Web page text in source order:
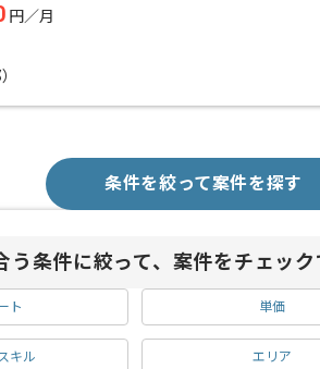
円／月
条件を絞って案件を探す
う条件に絞って、案件をチェック
ト 単価
キル エリア